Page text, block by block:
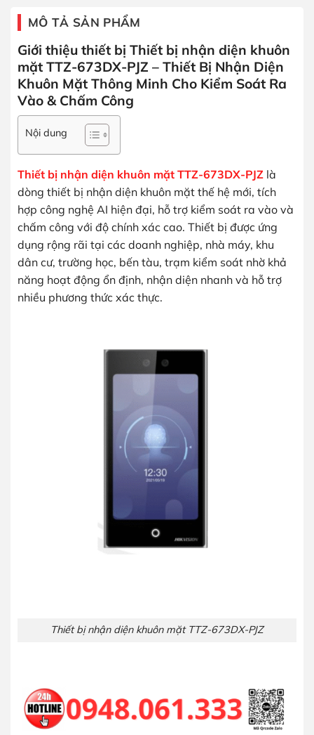
MÔ TẢ SẢN PHẨM
Giới thiệu thiết bị Thiết bị nhận diện khuôn
mặt TTZ-673DX-PJZ – Thiết Bị Nhận Diện
Khuôn Mặt Thông Minh Cho Kiểm Soát Ra
Vào & Chấm Công
Nội dung
Thiết bị nhận diện khuôn mặt TTZ-673DX-PJZ là
dòng thiết bị nhận diện khuôn mặt thế hệ mới, tích
hợp công nghệ AI hiện đại, hỗ trợ kiểm soát ra vào và
chấm công với độ chính xác cao. Thiết bị được ứng
dụng rộng rãi tại các doanh nghiệp, nhà máy, khu
dân cư, trường học, bến tàu, trạm kiểm soát nhờ khả
năng hoạt động ổn định, nhận diện nhanh và hỗ trợ
nhiều phương thức xác thực.
Thiết bị nhận diện khuôn mặt TTZ-673DX-PJZ